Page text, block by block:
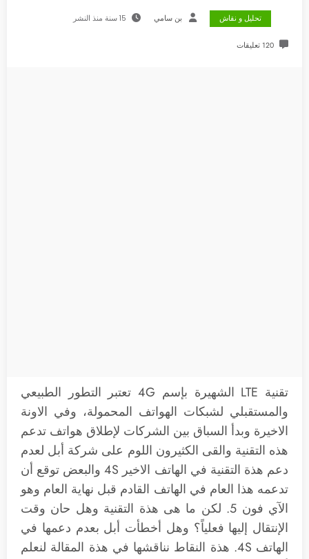
تحليل و نقاش بن سامي 15 سنة منذ النشر
120 تعليقات
تقنية LTE الشهيرة بإسم 4G تعتبر التطور الطبيعي
والمستقبلي لشبكات الهواتف المحمولة، وفي الاونة
الاخيرة وبدأ السباق بين الشركات لإطلاق هواتف تدعم
هذه التقنية والقى الكثيرون اللوم على شركة أبل لعدم
دعم هذة التقنية في الهاتف الاخير 4S والبعض توقع أن
تدعمه هذا العام في الهاتف القادم قبل نهاية العام وهو
الآي فون 5. لكن ما هى هذة التقنية وهل حان وقت
الإنتقال إليها فعلياً؟ وهل أخطأت أبل بعدم دعمها في
الهاتف 4S. هذة النقاط نناقشها في هذة المقالة لنعلم